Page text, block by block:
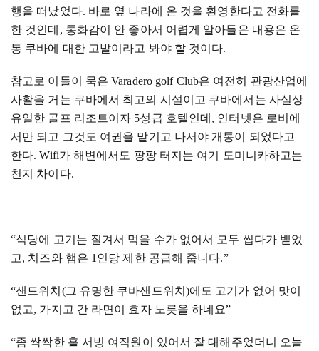
행을 떠났었다. 바로 옆 나라에 온 것을 환영한다고 전화를
한 것인데 , 통화감이 안 좋아서 어렵게 알아들은 내용은 온
통 쿠바에 대한 고발이라고 봐야 할 것이다.
참고로 이들이 묵은Varadero golf Club은 여전히 관광산업에
사활을 거는 쿠바에서 최고의 시설이고 쿠바에서는 사실상
유일한 골프 리조트이자 5성급 호텔인데 , 인터넷은 로비에
서만 되고 그것도 여권을 맡기고 나서야 개통이 되었다고
한다.Wifi가 해변에서도 팡팡 터지는 여기 도미니카하고는
천지 차이다.
“식당에 고기는 질겨서 먹을 수가 없어서 모두 씹다가 뱉었
고, 치즈와 햄은 1 인당 제한 공급해 줍니다.”
“샌드위치 (그 유명한 쿠바샌드위치 )에도 고기가 없어 맛이
없고, 가지고 간 라면이 효자 노릇을 하네요”
“좀 싹싹한 홀 서빙 여직원이 있어서 잘 대해주었더니 오늘